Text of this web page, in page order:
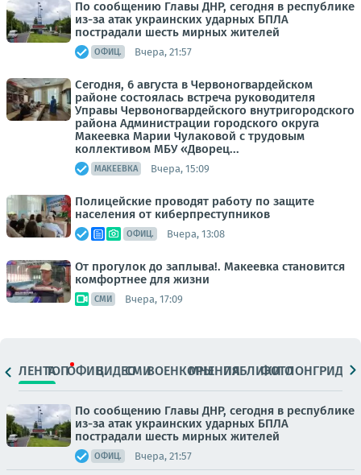
По сообщению Главы ДНР, сегодня в республике
из-за атак украинских ударных БПЛА
пострадали шесть мирных жителей
ОФИЦ. Вчера, 21:57
Сегодня, 6 августа в Червоногвардейском
районе состоялась встреча руководителя
Управы Червоногвардейского внутригородского
района Администрации городского округа
Макеевка Марии Чулаковой с трудовым
коллективом МБУ «Дворец...
МАКЕЕВКА Вчера, 15:09
Полицейские проводят работу по защите
населения от киберпреступников
ОФИЦ. Вчера, 13:08
От прогулок до заплыва!. Макеевка становится
комфортнее для жизни
СМИ Вчера, 17:09
ЛЕНТАТОПОФИЦ.ВИДЕОСМИВОЕНКОРЫМНЕНИЯПАБЛИКИ
ФОТОЛОНГРИДЫ
По сообщению Главы ДНР, сегодня в республике
из-за атак украинских ударных БПЛА
пострадали шесть мирных жителей
ОФИЦ. Вчера, 21:57